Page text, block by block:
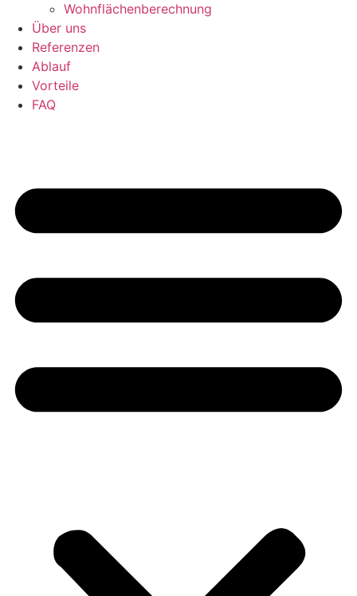
Wohnflächenberechnung
Über uns
Referenzen
Ablauf
Vorteile
FAQ